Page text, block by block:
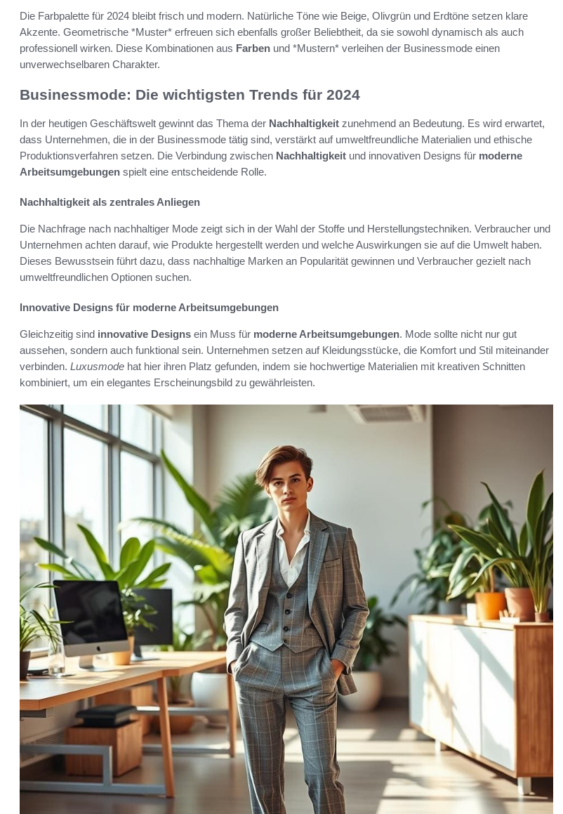
Die Farbpalette für 2024 bleibt frisch und modern. Natürliche Töne wie Beige, Olivgrün und Erdtöne setzen klare
Akzente. Geometrische *Muster* erfreuen sich ebenfalls großer Beliebtheit, da sie sowohl dynamisch als auch
professionell wirken. Diese Kombinationen aus Farben und *Mustern* verleihen der Businessmode einen
unverwechselbaren Charakter.
Businessmode: Die wichtigsten Trends für 2024
In der heutigen Geschäftswelt gewinnt das Thema der Nachhaltigkeit zunehmend an Bedeutung. Es wird erwartet,
dass Unternehmen, die in der Businessmode tätig sind, verstärkt auf umweltfreundliche Materialien und ethische
Produktionsverfahren setzen. Die Verbindung zwischen Nachhaltigkeit und innovativen Designs für moderne
Arbeitsumgebungen spielt eine entscheidende Rolle.
Nachhaltigkeit als zentrales Anliegen
Die Nachfrage nach nachhaltiger Mode zeigt sich in der Wahl der Stoffe und Herstellungstechniken. Verbraucher und
Unternehmen achten darauf, wie Produkte hergestellt werden und welche Auswirkungen sie auf die Umwelt haben.
Dieses Bewusstsein führt dazu, dass nachhaltige Marken an Popularität gewinnen und Verbraucher gezielt nach
umweltfreundlichen Optionen suchen.
Innovative Designs für moderne Arbeitsumgebungen
Gleichzeitig sind innovative Designs ein Muss für moderne Arbeitsumgebungen. Mode sollte nicht nur gut
aussehen, sondern auch funktional sein. Unternehmen setzen auf Kleidungsstücke, die Komfort und Stil miteinander
verbinden. Luxusmode hat hier ihren Platz gefunden, indem sie hochwertige Materialien mit kreativen Schnitten
kombiniert, um ein elegantes Erscheinungsbild zu gewährleisten.